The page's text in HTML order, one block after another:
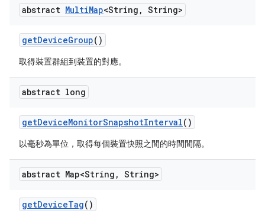
abstract MultiMap<String , String>
getDeviceGroup()
取得裝置群組到裝置的對應。
abstract long
getDeviceMonitorSnapshotInterval()
以毫秒為單位，取得每個裝置快照之間的時間間隔。
abstract Map<String , String>
getDeviceTag()